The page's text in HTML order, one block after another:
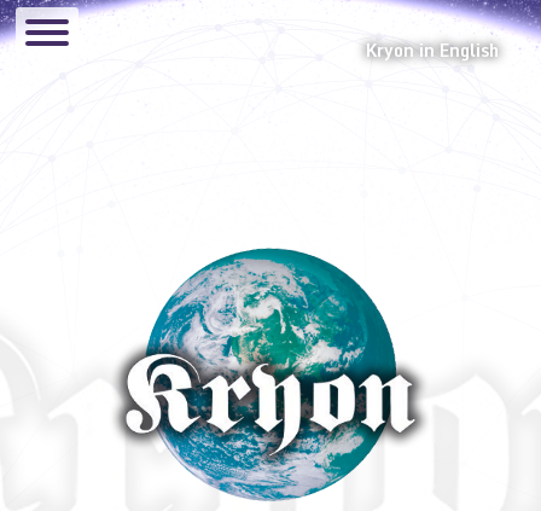
Kryon in English
Hermandad Lemuriana
Preguntas y Respuestas